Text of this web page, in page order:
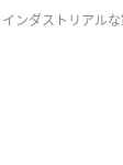
ンダストリアルな